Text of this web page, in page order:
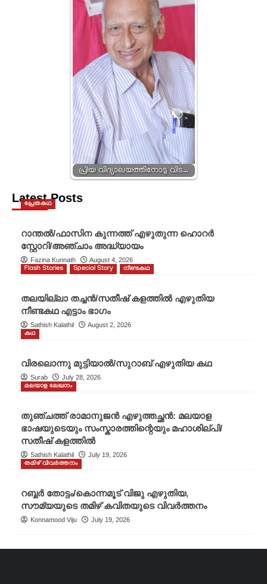
പ്രിയ വിദ്യാലയത്തിനോടു വിട…
Latest Posts
പ്രേതകഥ
റാന്തൽ/ഫാസിന കുന്നത്ത് എഴുതുന്ന ഹൊറർ
സ്റ്റോറി/അഞ്ചാം അദ്ധ്യായം
Fazina Kunnath August 4, 2026
Flash Stories Special Story നീണ്ടകഥ
തലയില്ലാ തച്ചൻ/സതീഷ് കളത്തിൽ എഴുതിയ
നീണ്ടകഥ എട്ടാം ഭാഗം
Sathish Kalathil August 2, 2026
കഥ
വിരലൊന്നു മുട്ടിയാൽ/സുറാബ് എഴുതിയ കഥ
Surab July 28, 2026
മലയാള ലേഖനം
തുഞ്ചത്ത് രാമാനുജൻ എഴുത്തച്ഛൻ: മലയാള
ഭാഷയുടെയും സംസ്കാരത്തിന്റെയും മഹാശില്പി/
സതീഷ് കളത്തിൽ
Sathish Kalathil July 19, 2026
തമിഴ് വിവർത്തനം
റബ്ബർ തോട്ടം/കൊന്നമൂട് വിജു എഴുതിയ,
സൗമ്യയുടെ തമിഴ് കവിതയുടെ വിവർത്തനം
Konnamood Viju July 19, 2026